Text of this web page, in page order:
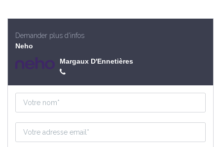
Demander plus d'infos
Neho
Margaux D'Ennetières